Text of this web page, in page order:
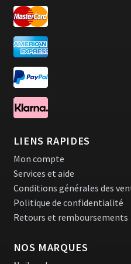
LIENS RAPIDES
Mon compte
Services et aide
Conditions générales des
Politique de confidentialité
Retours et remboursements
NOS MARQUES